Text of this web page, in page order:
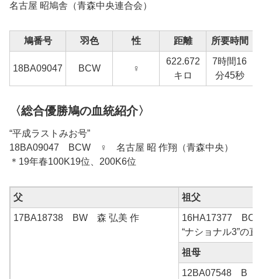
名古屋 昭鳩舎（青森中央連合会）
鳩番号 羽色 性 距離 所要時間
18BA09047 BCW ♀
622.672
キロ
7時間16
分45秒
〈総合優勝鳩の血統紹介〉
“平成ラストみお号”
18BA09047 BCW ♀ 名古屋 昭 作翔（青森中央）
＊19年春100K19位、200K6位
父 祖父
17BA18738 BW 森 弘美 作
16HA17377 BC
“ナショナル3”の直
祖母
12BA07548 B